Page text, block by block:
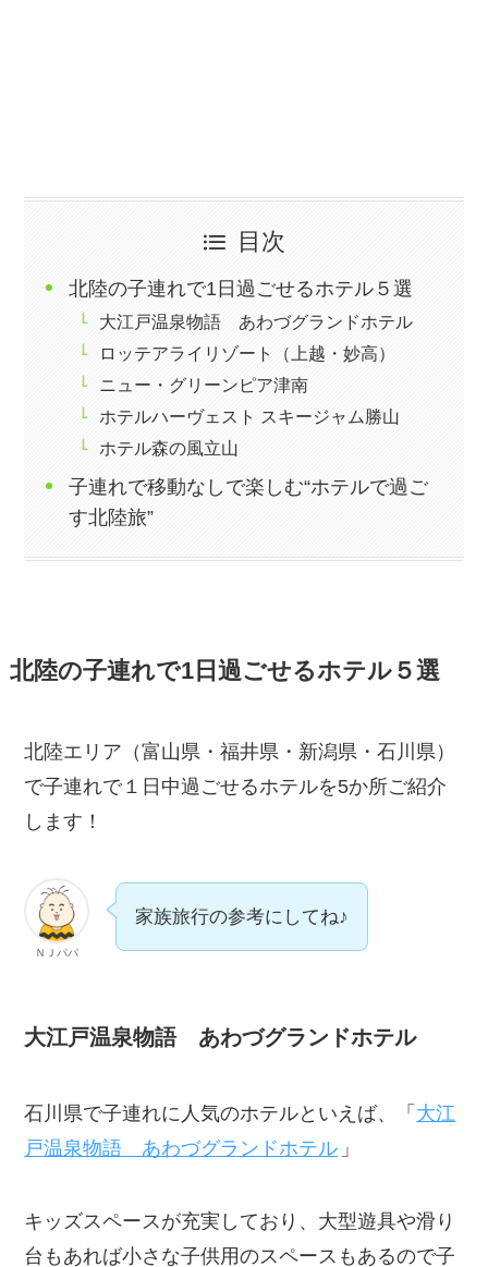
目次
北陸の子連れで1日過ごせるホテル５選
大江戸温泉物語 あわづグランドホテル
ロッテアライリゾート（上越・妙高）
ニュー・グリーンピア津南
ホテルハーヴェスト スキージャム勝山
ホテル森の風立山
子連れで移動なしで楽しむ“ホテルで過ご
す北陸旅”
北陸の子連れで1日過ごせるホテル５選
北陸エリア（富山県・福井県・新潟県・石川県）
で子連れで１日中過ごせるホテルを5か所ご紹介
します！
ＮＪパパ
家族旅行の参考にしてね♪
大江戸温泉物語 あわづグランドホテル
石川県で子連れに人気のホテルといえば、「 大江
戸温泉物語 あわづグランドホテル 」
キッズスペースが充実しており、大型遊具や滑り
台もあれば小さな子供用のスペースもあるので子